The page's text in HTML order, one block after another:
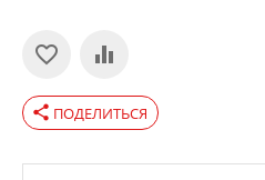
share ПОДЕЛИТЬСЯ